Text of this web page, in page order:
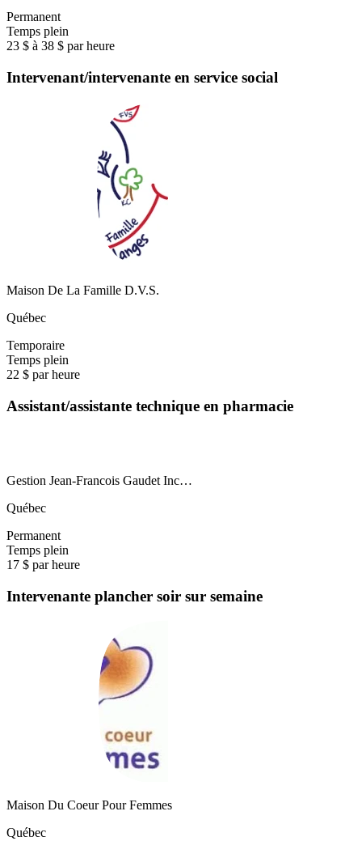
Permanent
Temps plein
23 $ à 38 $ par heure
Intervenant/intervenante en service social
Maison De La Famille D.V.S.
Québec
Temporaire
Temps plein
22 $ par heure
Assistant/assistante technique en pharmacie
Gestion Jean-Francois Gaudet Inc…
Québec
Permanent
Temps plein
17 $ par heure
Intervenante plancher soir sur semaine
Maison Du Coeur Pour Femmes
Québec